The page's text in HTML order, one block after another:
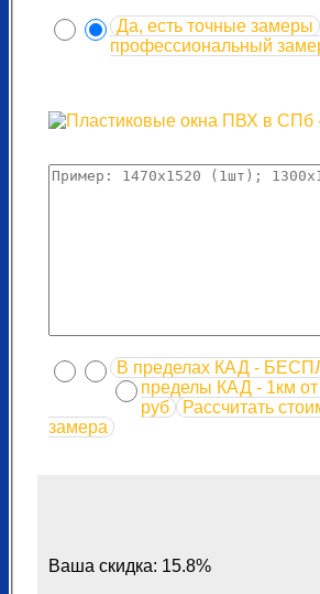
Да, есть точные замеры
профессиональный
В пределах КАД -
пределы КАД - 1км
руб
Рассчитать
замера
Ваша скидка: 15.8%